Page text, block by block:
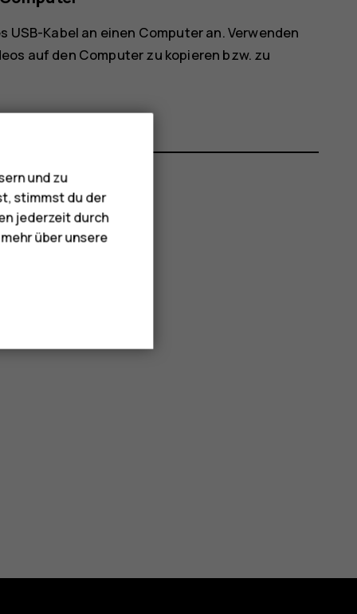
Kabel an einen Computer an. Verwenden
auf den Computer zu kopieren bzw. zu
und zu
stimmst du der
jederzeit durch
über unsere